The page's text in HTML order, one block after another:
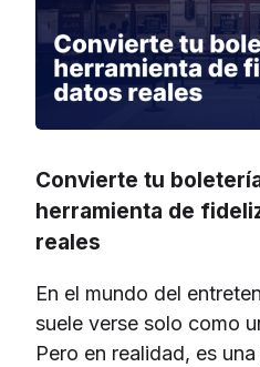
Convierte tu
herramienta de
reales
En el mundo del
suele verse solo como
Pero en realidad, es